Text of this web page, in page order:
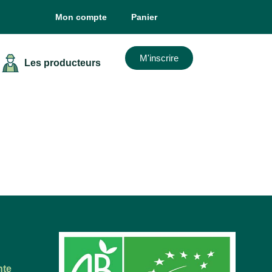
Mon compte Panier
Les producteurs M'inscrire